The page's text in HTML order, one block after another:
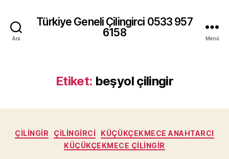
Ara
Türkiye Geneli Çilingirci 0533 957
6158
Menü
Etiket: beşyol çilingir
Kategoriler
ÇILINGIR ÇILINGIRCI
KÜÇÜKÇEKMECE ANAHTARCI
KÜÇÜKÇEKMECE ÇILINGIR